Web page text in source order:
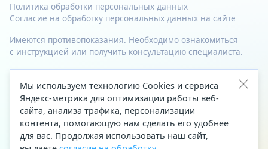
Политика обработки персональных данных
Согласие на обработку персональных данных на сайте
Имеются противопоказания. Необходимо ознакомиться
с инструкцией или получить консультацию специалиста.
© 2023—2026 Все права защищены.
Адрес
Архангельск, ул. Папанина, д. 19 (вход в здание со стороны
автоцентра «Тойота»)
Мы используем технологию Cookies и сервиса
Яндекс-метрика для оптимизации работы веб-
сайта, анализа трафика, персонализации
контента, помогающую нам сделать его удобнее
для вас. Продолжая использовать наш сайт,